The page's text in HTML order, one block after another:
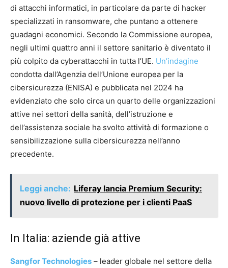
di attacchi informatici, in particolare da parte di hacker
specializzati in ransomware, che puntano a ottenere
guadagni economici. Secondo la Commissione europea,
negli ultimi quattro anni il settore sanitario è diventato il
più colpito da cyberattacchi in tutta l’UE. Un’indagine
condotta dall’Agenzia dell’Unione europea per la
cibersicurezza (ENISA) e pubblicata nel 2024 ha
evidenziato che solo circa un quarto delle organizzazioni
attive nei settori della sanità, dell’istruzione e
dell’assistenza sociale ha svolto attività di formazione o
sensibilizzazione sulla cibersicurezza nell’anno
precedente.
Leggi anche: Liferay lancia Premium Security:
nuovo livello di protezione per i clienti PaaS
In Italia: aziende già attive
Sangfor Technologies – leader globale nel settore della